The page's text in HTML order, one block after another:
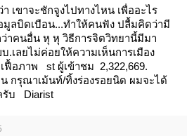
เขาจะชักจูงไปทางไหน เพื่ออะไร
มูลบิดเบือน...ทำให้คนฟัง ปลื้มคิดว่ามี
ว่าคนอื่น หุ หุ วิธีการจิตวิทยานี้มีมา
เลยไม่ค่อยให้ความเห็นการเมือง
ฟื้อภาพ
st ผู้เข้าชม 2,322,669.
กรุณาเม้นท์/ทิ้งร่องรอยนิด ผมจะได้
บ
Diarist